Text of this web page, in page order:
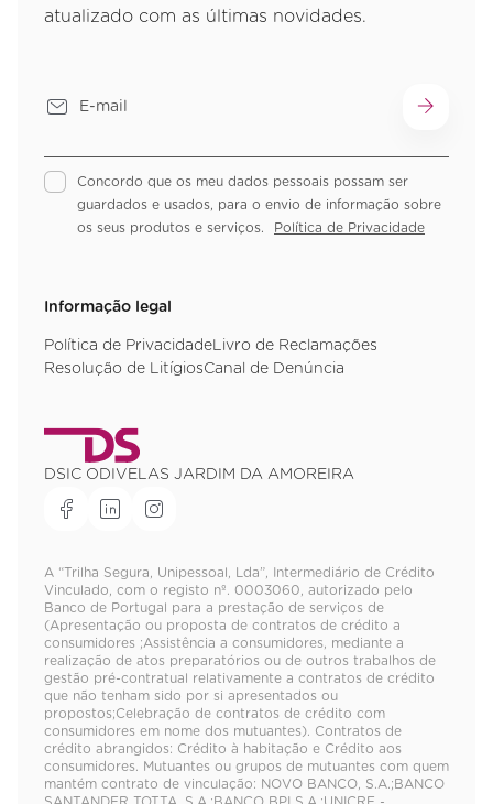
atualizado com as últimas novidades.
Concordo que os meu dados pessoais possam ser
guardados e usados, para o envio de informação sobre
os seus produtos e serviços.
Política de Privacidade
Informação legal
Política de PrivacidadeLivro de Reclamações
Resolução de LitígiosCanal de Denúncia
DSIC ODIVELAS JARDIM DA AMOREIRA
A “Trilha Segura, Unipessoal, Lda”, Intermediário de Crédito
Vinculado, com o registo nº. 0003060, autorizado pelo
Banco de Portugal para a prestação de serviços de
(Apresentação ou proposta de contratos de crédito a
consumidores ;Assistência a consumidores, mediante a
realização de atos preparatórios ou de outros trabalhos de
gestão pré-contratual relativamente a contratos de crédito
que não tenham sido por si apresentados ou
propostos;Celebração de contratos de crédito com
consumidores em nome dos mutuantes). Contratos de
crédito abrangidos: Crédito à habitação e Crédito aos
consumidores. Mutuantes ou grupos de mutuantes com quem
mantém contrato de vinculação: NOVO BANCO, S.A.;BANCO